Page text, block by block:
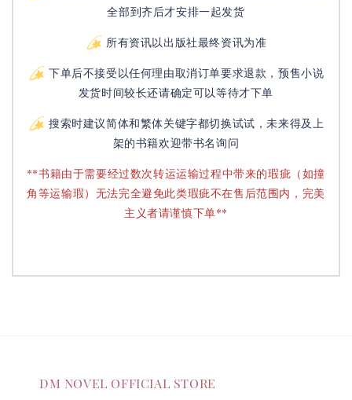
全部到齐后才安排一起发货
所有资讯以出版社最终资讯为准
下单后不接受以任何理由取消订单要求退款，预售小说
发货时间较长还请确定可以等待才下单
搜索时建议简体和繁体关键字都切换试试，未来得及上
架的书籍欢迎带书名询问
**书籍由于需要经过数次转运运输过程中带来的瑕疵（如撞
角等运输瑕）无法完全避免此类瑕疵不在售后范围内，完美
主义者请谨慎下单**
DM NOVEL OFFICIAL STORE